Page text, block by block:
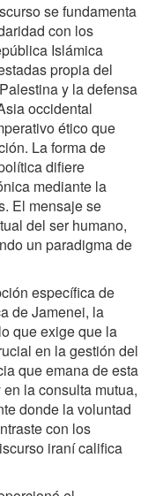
se fundamenta
con los
Islámica
propia del
y la defensa
occidental
ético que
La forma de
difiere
mediante la
El mensaje se
del ser humano,
un paradigma de
específica de
de Jamenei, la
que exige que la
en la gestión del
que emana de esta
la consulta mutua,
donde la voluntad
con los
iraní califica